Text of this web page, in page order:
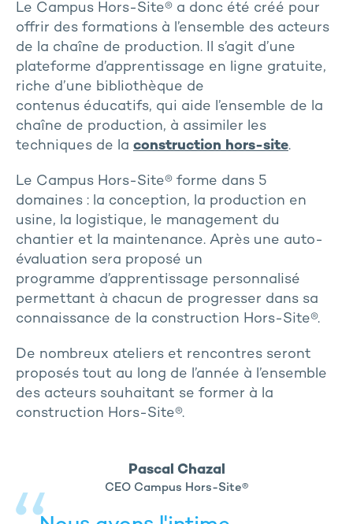
Le Campus Hors-Site® a donc été créé pour
offrir des formations à l’ensemble des acteurs
de la chaîne de production. Il s’agit d’une
plateforme d’apprentissage en ligne gratuite,
riche d’une bibliothèque de
contenus éducatifs, qui aide l’ensemble de la
chaîne de production, à assimiler les
techniques de la construction hors-site.
Le Campus Hors-Site® forme dans 5
domaines : la conception, la production en
usine, la logistique, le management du
chantier et la maintenance. Après une auto-
évaluation sera proposé un
programme d’apprentissage personnalisé
permettant à chacun de progresser dans sa
connaissance de la construction Hors-Site®.
De nombreux ateliers et rencontres seront
proposés tout au long de l’année à l’ensemble
des acteurs souhaitant se former à la
construction Hors-Site®.
Pascal Chazal
CEO Campus Hors-Site®